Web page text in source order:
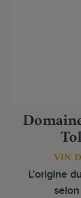
VIN
L’origine